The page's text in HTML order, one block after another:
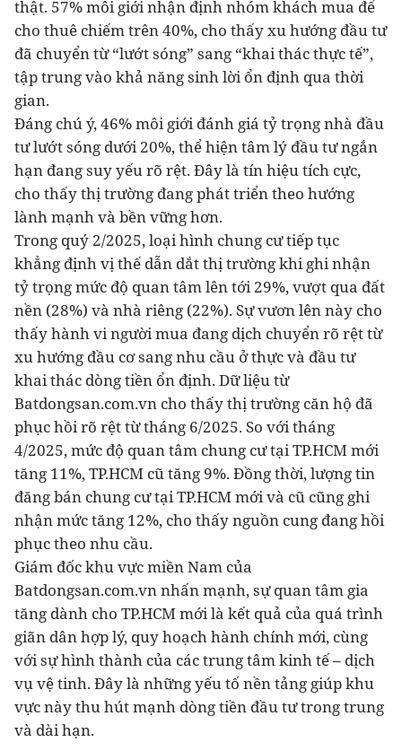
thật. 57% môi giới nhận định nhóm khách mua để
cho thuê chiếm trên 40%, cho thấy xu hướng đầu tư
đã chuyển từ “lướt sóng” sang “khai thác thực tế”,
tập trung vào khả năng sinh lời ổn định qua thời
gian.
Đáng chú ý, 46% môi giới đánh giá tỷ trọng nhà đầu
tư lướt sóng dưới 20%, thể hiện tâm lý đầu tư ngắn
hạn đang suy yếu rõ rệt. Đây là tín hiệu tích cực,
cho thấy thị trường đang phát triển theo hướng
lành mạnh và bền vững hơn.
Trong quý 2/2025, loại hình chung cư tiếp tục
khẳng định vị thế dẫn dắt thị trường khi ghi nhận
tỷ trọng mức độ quan tâm lên tới 29%, vượt qua đất
nền (28%) và nhà riêng (22%). Sự vươn lên này cho
thấy hành vi người mua đang dịch chuyển rõ rệt từ
xu hướng đầu cơ sang nhu cầu ở thực và đầu tư
khai thác dòng tiền ổn định. Dữ liệu từ
Batdongsan.com.vn cho thấy thị trường căn hộ đã
phục hồi rõ rệt từ tháng 6/2025. So với tháng
4/2025, mức độ quan tâm chung cư tại TP.HCM mới
tăng 11%, TP.HCM cũ tăng 9%. Đồng thời, lượng tin
đăng bán chung cư tại TP.HCM mới và cũ cũng ghi
nhận mức tăng 12%, cho thấy nguồn cung đang hồi
phục theo nhu cầu.
Giám đốc khu vực miền Nam của
Batdongsan.com.vn nhấn mạnh, sự quan tâm gia
tăng dành cho TP.HCM mới là kết quả của quá trình
giãn dân hợp lý, quy hoạch hành chính mới, cùng
với sự hình thành của các trung tâm kinh tế – dịch
vụ vệ tinh. Đây là những yếu tố nền tảng giúp khu
vực này thu hút mạnh dòng tiền đầu tư trong trung
và dài hạn.